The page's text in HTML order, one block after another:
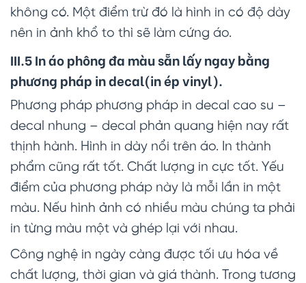
không có. Một điểm trừ đó là hình in có độ dày
nên in ảnh khổ to thì sẽ làm cứng áo.
III.5 Ináo phông đa màu sẵnlấy ngay bằng
phương pháp in decal(in ép vinyl).
Phương pháp phương pháp in decal cao su –
decal nhung – decal phản quang hiện nay rất
thịnh hành. Hình in dày nổi trên áo. In thành
phẩm cũng rất tốt. Chất lượng in cực tốt. Yếu
điểm của phương pháp này là mỗi lần in một
màu. Nếu hình ảnh có nhiều màu chúng ta phải
in từng màu một và ghép lại với nhau.
Công nghệ in ngày càng được tối ưu hóa về
chất lượng, thời gian và giá thành. Trong tương